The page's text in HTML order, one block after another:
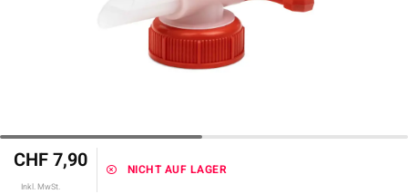
CHF 7,90
Inkl. MwSt.
NICHT AUF LAGER